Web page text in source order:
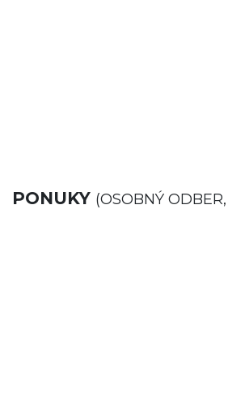
PONUKY (OSOBNÝ